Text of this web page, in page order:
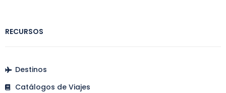
RECURSOS
Destinos
Catálogos de Viajes